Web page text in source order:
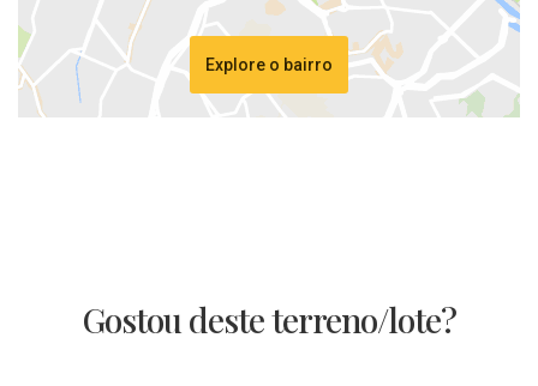
Explore o bairro
Gostou deste terreno/lote?